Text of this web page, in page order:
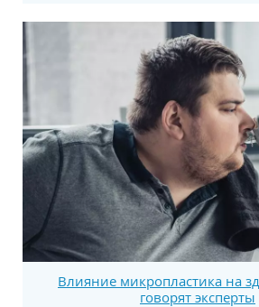
Влияние микропластика на
говорят эксперты